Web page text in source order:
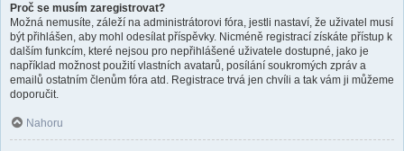
Proč se musím zaregistrovat?
Možná nemusíte, záleží na administrátorovi fóra, jestli nastaví, že uživatel musí
být přihlášen, aby mohl odesílat příspěvky. Nicméně registrací získáte přístup k
dalším funkcím, které nejsou pro nepřihlášené uživatele dostupné, jako je
například možnost použití vlastních avatarů, posílání soukromých zpráv a
emailů ostatním členům fóra atd. Registrace trvá jen chvíli a tak vám ji můžeme
doporučit.
Nahoru